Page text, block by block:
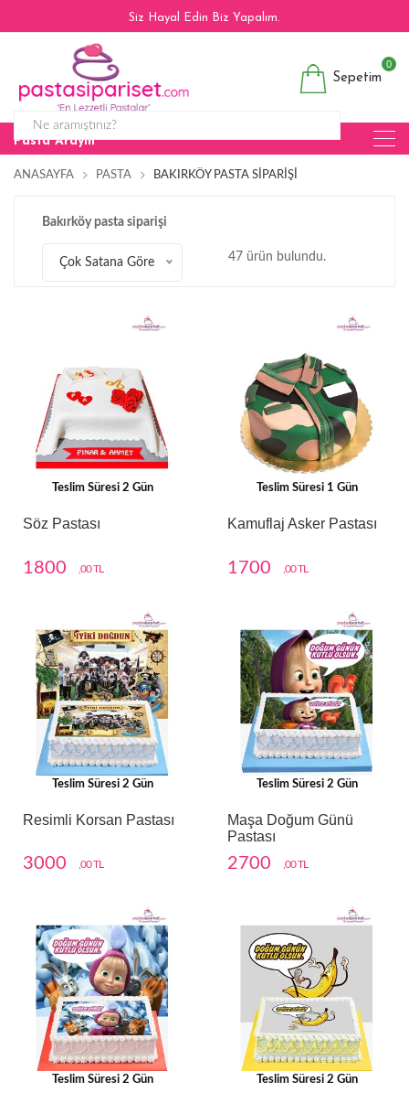
Siz Hayal Edin Biz Yapalım.
Sepetim
0
Pasta Arayın
ANASAYFA PASTA BAKIRKÖY PASTA SIPARIŞI
Bakırköy pasta siparişi
Çok Satana Göre 47 ürün bulundu.
Teslim Süresi 2 Gün
Söz Pastası
1800 ,00 TL
Teslim Süresi 1 Gün
Kamuflaj Asker Pastası
1700 ,00 TL
Teslim Süresi 2 Gün
Resimli Korsan Pastası
3000 ,00 TL
Teslim Süresi 2 Gün
Maşa Doğum Günü
Pastası
2700 ,00 TL
Teslim Süresi 2 Gün Teslim Süresi 2 Gün